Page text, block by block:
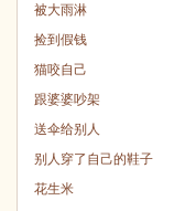
被大雨淋
捡到假钱
猫咬自己
跟婆婆吵架
送伞给别人
别人穿了自己的鞋子
花生米